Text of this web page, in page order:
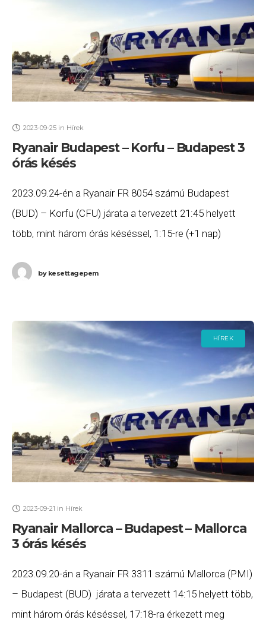
2023-09-25 in Hírek
Ryanair Budapest – Korfu – Budapest 3
órás késés
2023.09.24-én a Ryanair FR 8054 számú Budapest
(BUD) – Korfu (CFU) járata a tervezett 21:45 helyett
több, mint három órás késéssel, 1:15-re (+1 nap)
bykesettagepem
HÍREK
2023-09-21 in Hírek
Ryanair Mallorca – Budapest – Mallorca
3 órás késés
2023.09.20-án a Ryanair FR 3311 számú Mallorca (PMI)
– Budapest (BUD) járata a tervezett 14:15 helyett több,
mint három órás késéssel, 17:18-ra érkezett meg